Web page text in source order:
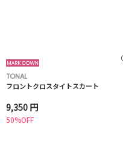
TONAL
フロントクロスタイトスカート
9,350 円
50%OFF